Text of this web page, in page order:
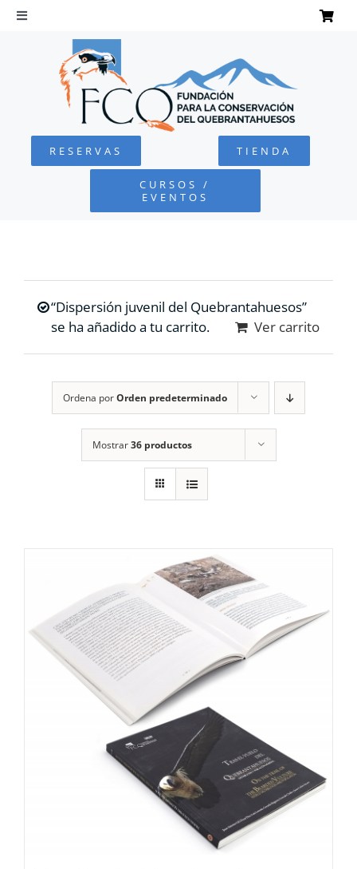
Saltar
Toggle
Navigation
QUEBRANTAHUESOS
FUNDACIÓN
COLABORA
RESERVAS TIENDA
CURSOS /
EVENTOS
“Dispersión juvenil del Quebrantahuesos”
se ha añadido a tu carrito.
Ver carrito
Ordena porOrden predeterminado
Mostrar36 productos